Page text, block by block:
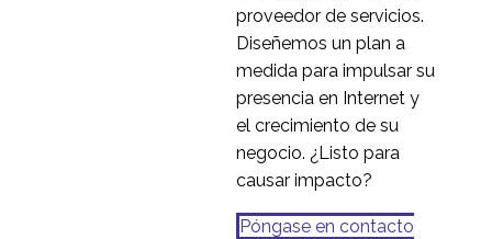
proveedor de servicios.
Diseñemos un plan a
medida para impulsar su
presencia en Internet y
el crecimiento de su
negocio. ¿Listo para
causar impacto?
Póngase en contacto